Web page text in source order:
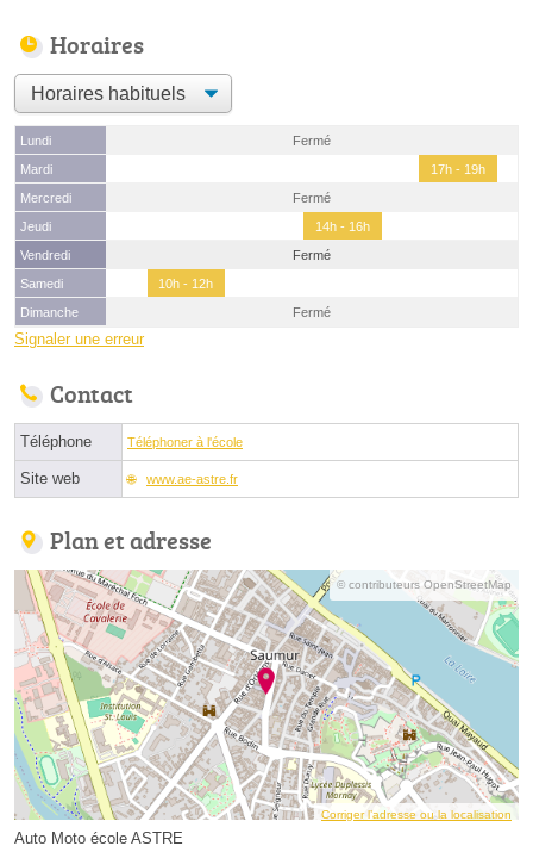
Horaires
Lundi
Fermé
Mardi
17h - 19h
Mercredi
Fermé
Jeudi
14h - 16h
Vendredi
Fermé
Samedi
10h - 12h
Dimanche
Fermé
Signaler une erreur
Contact
Téléphone Téléphoner à l'école
Site web www.ae-astre.fr
Plan et adresse
© contributeurs OpenStreetMap
Corriger l’adresse ou la localisation
Auto Moto école ASTRE